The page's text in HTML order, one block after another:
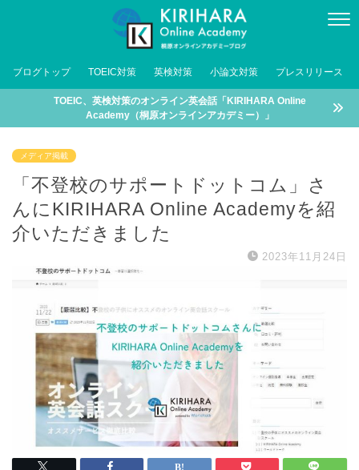
ブログトップ TOEIC対策 英検対策 小論文対策 プレスリリース
TOEIC、英検対策のオンライン英会話「KIRIHARA Online
Academy（桐原オンラインアカデミー）」
メディア掲載
「不登校のサポートドットコム」さ
んにKIRIHARA Online Academyを紹
介いただきました
2023年11月24日